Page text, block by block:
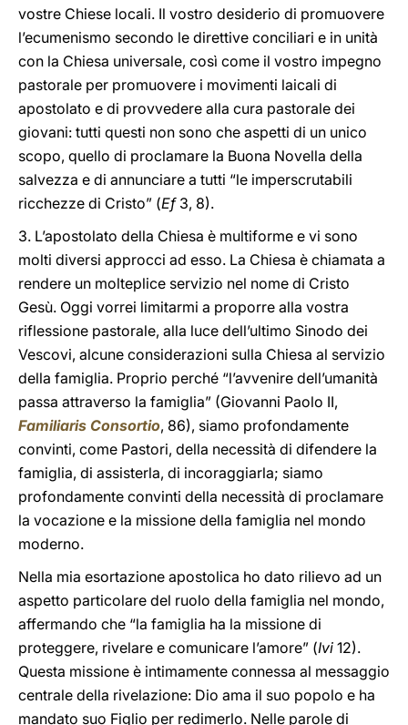
vostre Chiese locali. Il vostro desiderio di promuovere
l’ecumenismo secondo le direttive conciliari e in unità
con la Chiesa universale, così come il vostro impegno
pastorale per promuovere i movimenti laicali di
apostolato e di provvedere alla cura pastorale dei
giovani: tutti questi non sono che aspetti di un unico
scopo, quello di proclamare la Buona Novella della
salvezza e di annunciare a tutti “le imperscrutabili
ricchezze di Cristo” (Ef3, 8).
3. L’apostolato della Chiesa è multiforme e vi sono
molti diversi approcci ad esso. La Chiesa è chiamata a
rendere un molteplice servizio nel nome di Cristo
Gesù. Oggi vorrei limitarmi a proporre alla vostra
riflessione pastorale, alla luce dell’ultimo Sinodo dei
Vescovi, alcune considerazioni sulla Chiesa al servizio
della famiglia. Proprio perché “l’avvenire dell’umanità
passa attraverso la famiglia” (Giovanni Paolo II,
Familiaris Consortio, 86), siamo profondamente
convinti, come Pastori, della necessità di difendere la
famiglia, di assisterla, di incoraggiarla; siamo
profondamente convinti della necessità di proclamare
la vocazione e la missione della famiglia nel mondo
moderno.
Nella mia esortazione apostolica ho dato rilievo ad un
aspetto particolare del ruolo della famiglia nel mondo,
affermando che “la famiglia ha la missione di
proteggere, rivelare e comunicare l’amore” (Ivi 12).
Questa missione è intimamente connessa al messaggio
centrale della rivelazione: Dio ama il suo popolo e ha
mandato suo Figlio per redimerlo. Nelle parole di